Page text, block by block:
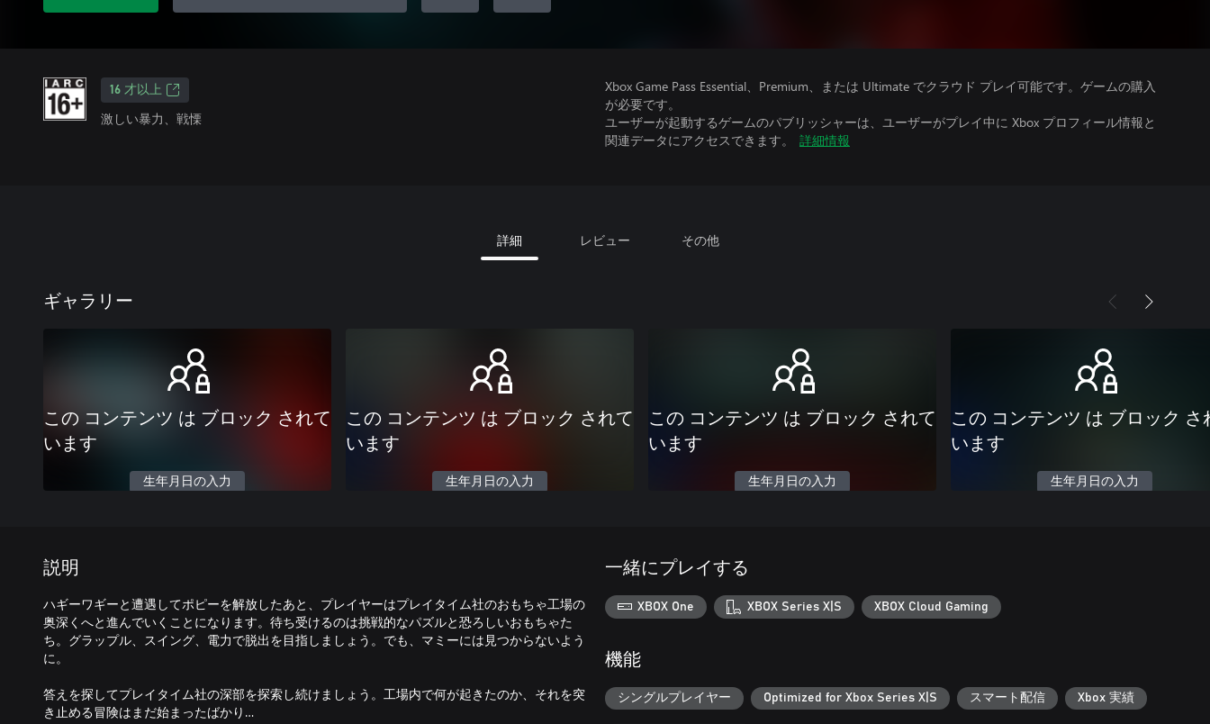
16 才以上
激しい暴力、戦慄
Xbox Game Pass Essential、Premium、または Ultimate でクラウド プレイ可能です。ゲームの購入
が必要です。
ユーザーが起動するゲームのパブリッシャーは、ユーザーがプレイ中に Xbox プロフィール情報と
関連データにアクセスできます。
詳細情報
詳細 レビュー その他
ギャラリー
この コンテンツ は ブロック されて
います
生年月日の入力
この コンテンツ は ブロック されて
います
生年月日の入力
この コンテンツ は ブロック されて
います
生年月日の入力
この コンテンツ は ブロック さ
います
生年月日の入力
説明
ハギーワギーと遭遇してポピーを解放したあと、プレイヤーはプレイタイム社のおもちゃ工場の
奥深くへと進んでいくことになります。待ち受けるのは挑戦的なパズルと恐ろしいおもちゃた
ち。グラップル、スイング、電力で脱出を目指しましょう。でも、マミーには見つからないよう
に。
答えを探してプレイタイム社の深部を探索し続けましょう。工場内で何が起きたのか、それを突
き止める冒険はまだ始まったばかり…
一緒にプレイする
XBOX One XBOX Series X|S XBOX Cloud Gaming
機能
シングルプレイヤー Optimized for Xbox Series X|S スマート配信 Xbox 実績